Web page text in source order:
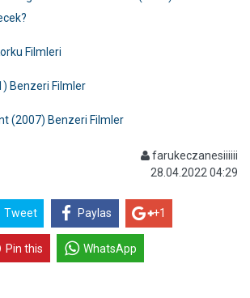
Filmleri
Benzeri Filmler
(2007) Benzeri Filmler
farukeczanesiiiiii
28.04.2022 04:29
Tweet Paylas +1
Pin this WhatsApp